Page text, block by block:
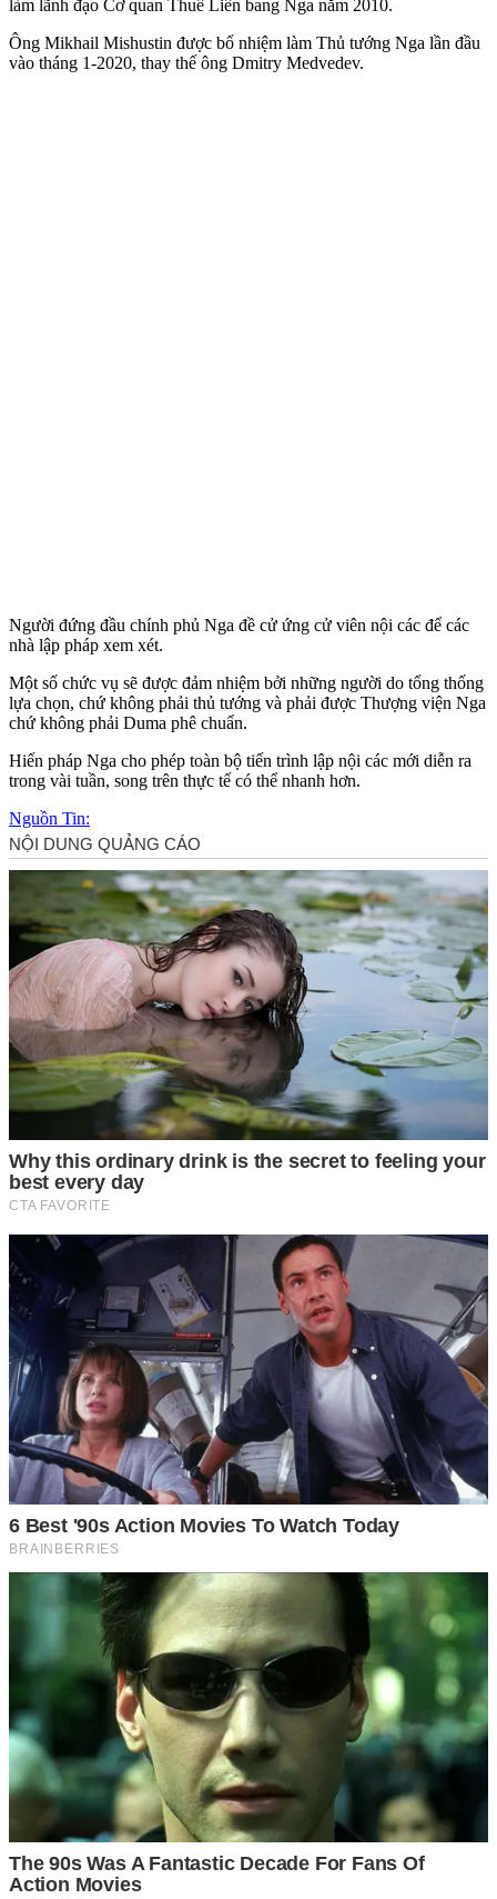
làm lãnh đạo Cơ quan Thuế Liên bang Nga năm 2010.
Ông Mikhail Mishustin được bổ nhiệm làm Thủ tướng Nga lần đầu
vào tháng 1-2020, thay thế ông Dmitry Medvedev.
Người đứng đầu chính phủ Nga đề cử ứng cử viên nội các để các
nhà lập pháp xem xét.
Một số chức vụ sẽ được đảm nhiệm bởi những người do tổng thống
lựa chọn, chứ không phải thủ tướng và phải được Thượng viện Nga
chứ không phải Duma phê chuẩn.
Hiến pháp Nga cho phép toàn bộ tiến trình lập nội các mới diễn ra
trong vài tuần, song trên thực tế có thể nhanh hơn.
Nguồn Tin: